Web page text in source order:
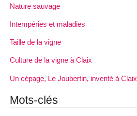
Nature sauvage
Intempéries et maladies
Taille de la vigne
Culture de la vigne à Claix
Un cépage, Le Joubertin, inventé à Claix
Mots-clés